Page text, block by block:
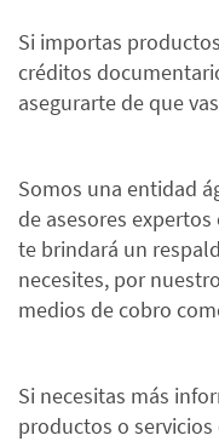
Si importas
créditos
asegurarte de que
Somos una entidad
de asesores
te brindará un
necesites, por
medios de cobro
Si necesitas más
productos o